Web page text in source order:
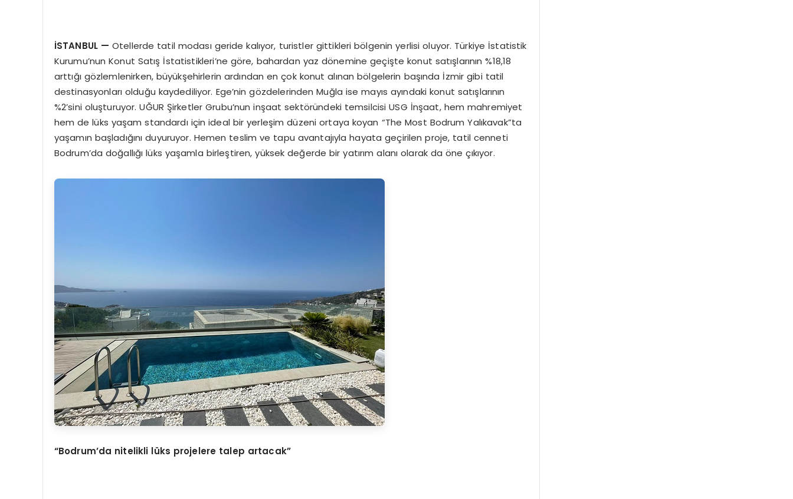
İSTANBUL — Otellerde tatil modası geride kalıyor, turistler gittikleri bölgenin yerlisi oluyor. Türkiye İstatistik
Kurumu’nun Konut Satış İstatistikleri’ne göre, bahardan yaz dönemine geçişte konut satışlarının %18,18
arttığı gözlemlenirken, büyükşehirlerin ardından en çok konut alınan bölgelerin başında İzmir gibi tatil
destinasyonları olduğu kaydediliyor. Ege’nin gözdelerinden Muğla ise mayıs ayındaki konut satışlarının
%2’sini oluşturuyor. UĞUR Şirketler Grubu’nun inşaat sektöründeki temsilcisi USG İnşaat, hem mahremiyet
hem de lüks yaşam standardı için ideal bir yerleşim düzeni ortaya koyan “The Most Bodrum Yalıkavak”ta
yaşamın başladığını duyuruyor. Hemen teslim ve tapu avantajıyla hayata geçirilen proje, tatil cenneti
Bodrum’da doğallığı lüks yaşamla birleştiren, yüksek değerde bir yatırım alanı olarak da öne çıkıyor.
“Bodrum’da nitelikli lüks projelere talep artacak”